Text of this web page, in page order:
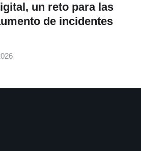
fortalece la
y promueve
junto al Programa
y Nestlé